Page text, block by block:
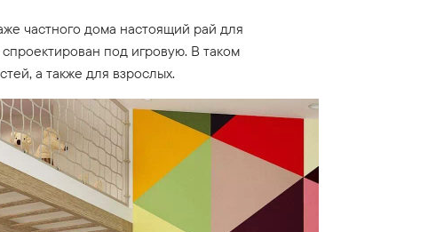
частного дома настоящий рай для
под игровую. В таком
а также для взрослых.